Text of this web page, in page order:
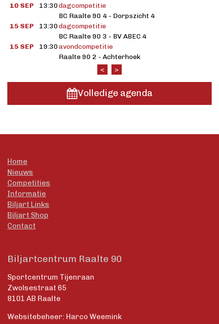
10 SEP
13:30dagcompetitie
BC Raalte 90 4 - Dorpszicht 4
15 SEP
13:30dagcompetitie
BC Raalte 90 3 - BV ABEC 4
15 SEP
19:30avondcompetitie
Raalte 90 2 - Achterhoek
<
>
Volledige agenda
Home
Nieuws
Competities
Informatie
Biljart Links
Biljart Shop
Contact
Biljartcentrum Raalte 90
Sportcentrum Tijenraan
Zwolsestraat 65
8101 AB Raalte
Websitebeheer: Harco Weemink